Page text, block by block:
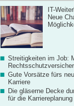
IT-
Neue
Streitigkeiten im Job:
Gute Vorsätze fürs
Karriere
Die gläserne Decke
für die Karriereplanung